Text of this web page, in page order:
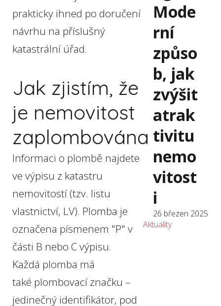
prakticky ihned po doručení
návrhu na příslušný
katastrální úřad.
Jak zjistím, že
je nemovitost
zaplombována
Informaci o plombě najdete
ve výpisu z katastru
nemovitostí (tzv. listu
vlastnictví, LV). Plomba je
označena písmenem "P" v
části B nebo C výpisu.
Každá plomba má
také plombovací značku –
jedinečný identifikátor, pod
Mode
rní
způso
b, jak
zvýšit
atrak
tivitu
nemo
vitost
i
26 březen 2025
Aktuality